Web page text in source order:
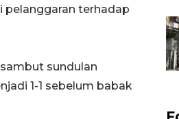
pelanggaran terhadap
sundulan
1-1 sebelum babak